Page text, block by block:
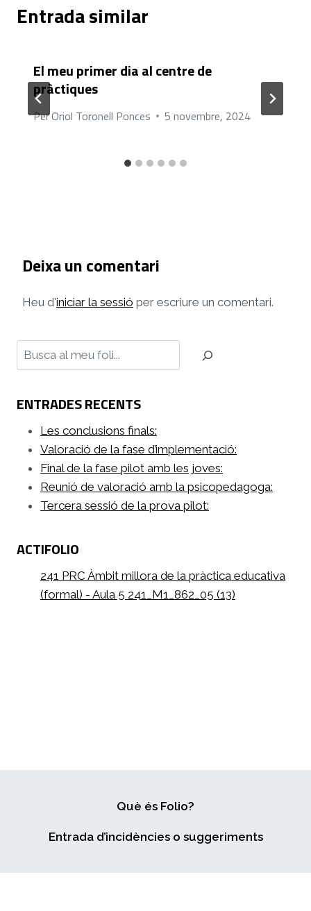
Entrada similar
El meu primer dia al centre de
pràctiques
PerOriol Toronell Ponces 5 novembre, 2024
Deixa un comentari
Heu d'iniciar la sessió per escriure un comentari.
Cerca
ENTRADES RECENTS
Les conclusions finals:
Valoració de la fase d’implementació:
Final de la fase pilot amb les joves:
Reunió de valoració amb la psicopedagoga:
Tercera sessió de la prova pilot:
ACTIFOLIO
241 PRC Àmbit millora de la pràctica educativa
(formal) - Aula 5 241_M1_862_05 (13)
Què és Folio?
Entrada d’incidències o suggeriments